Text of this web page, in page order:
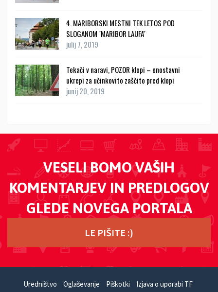
4. MARIBORSKI MESTNI TEK LETOS POD
SLOGANOM ''MARIBOR LAUFA''
julij 7, 2019
Tekači v naravi, POZOR klopi – enostavni
ukrepi za učinkovito zaščito pred klopi
junij 20, 2019
VESELI BOMO VAŠIH
KOMENTARJEV IN PREDLOGOV
GLEDE NOVEGA PORTALA
LE PIŠITE :)
Uredništvo Oglaševanje Piškotki Izjava o uporabi TF